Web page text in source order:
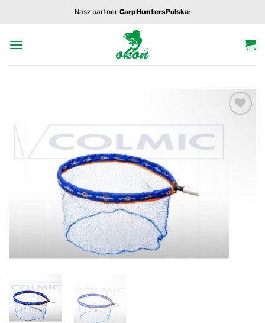
Nasz partner CarpHuntersPolska:
Add to